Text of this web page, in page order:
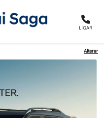
LIGAR
Alterar